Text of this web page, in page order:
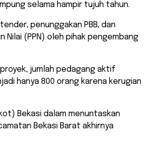
selama hampir tujuh tahun.
penunggakan PBB, dan
Nilai (PPN) oleh pihak pengembang
jumlah pedagang aktif
hanya 800 orang karena kerugian
Bekasi dalam menuntaskan
Bekasi Barat akhirnya